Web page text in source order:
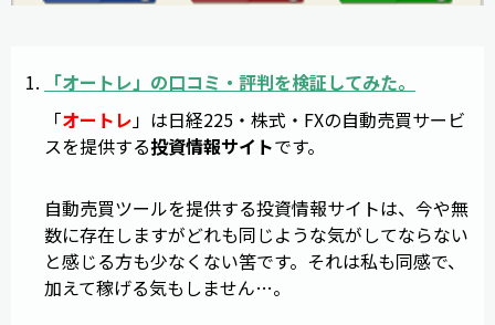
「オートレ」の口コミ ・ 評判を検証してみた。
「オートレ」は日経225・株式・FXの自動売買サービ
スを提供する投資情報サイトです。
自動売買ツールを提供する投資情報サイトは、今や無
数に存在しますがどれも同じような気がしてならない
と感じる方も少なくない筈です。それは私も同感で、
加えて稼げる気もしません…。